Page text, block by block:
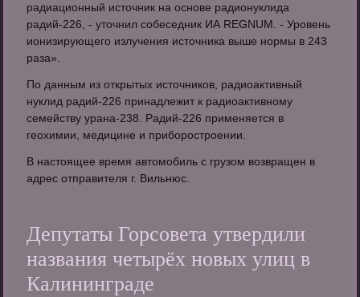
радиационный источник на основе радионуклида
радий-226, - уточнил собеседник ИА REGNUM. - Уровень
ионизирующего излучения источника выше нормы в 243
раза».
По данным из открытых источников, радиоактивный
нуклид радий-226 принадлежит к радиоактивному
семейству урана-238. Радий-226 применяется в
геохимии, медицине и приборостроении.
В настоящее время автомобиль с грузом возвращен в
адрес отправителя г. Вильнюс.
Депутаты Горсовета утвердили
названия четырёх новых улиц в
Калининграде